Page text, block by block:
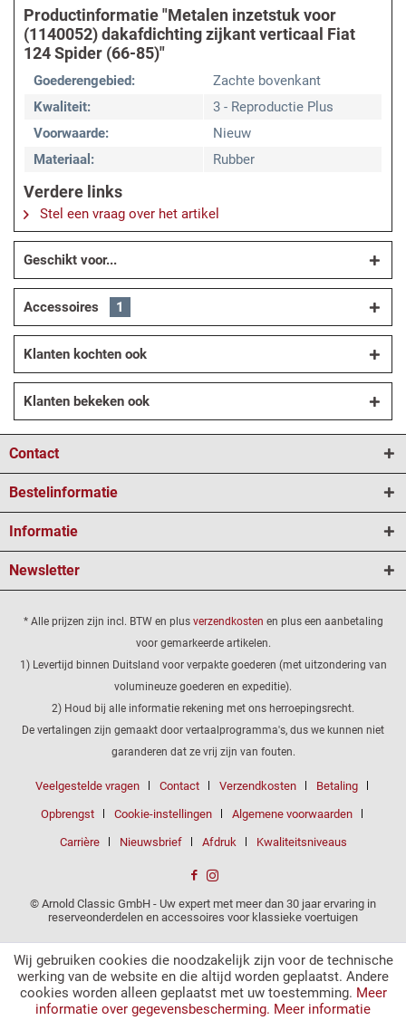
Productinformatie "Metalen inzetstuk voor
(1140052) dakafdichting zijkant verticaal Fiat
124 Spider (66-85)"
Goederengebied:
Zachte bovenkant
Kwaliteit:
3 - Reproductie Plus
Voorwaarde:
Nieuw
Materiaal:
Rubber
Verdere links
Stel een vraag over het artikel
Geschikt voor...
Accessoires 1
Klanten kochten ook
Klanten bekeken ook
Contact
Bestelinformatie
Informatie
Newsletter
* Alle prijzen zijn incl. BTW en plus verzendkosten en plus een aanbetaling
voor gemarkeerde artikelen.
1) Levertijd binnen Duitsland voor verpakte goederen (met uitzondering van
volumineuze goederen en expeditie).
2) Houd bij alle informatie rekening met ons herroepingsrecht.
De vertalingen zijn gemaakt door vertaalprogramma's, dus we kunnen niet
garanderen dat ze vrij zijn van fouten.
Veelgestelde vragen Contact Verzendkosten Betaling
Opbrengst Cookie-instellingen Algemene voorwaarden
Carrière Nieuwsbrief Afdruk Kwaliteitsniveaus
© Arnold Classic GmbH - Uw expert met meer dan 30 jaar ervaring in
reserveonderdelen en accessoires voor klassieke voertuigen
Wij gebruiken cookies die noodzakelijk zijn voor de technische
werking van de website en die altijd worden geplaatst. Andere
cookies worden alleen geplaatst met uw toestemming. Meer
informatie over gegevensbescherming. Meer informatie